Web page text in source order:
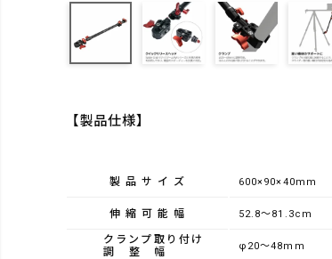
【製品仕様】
製品サイズ 600×90×40mm
伸縮可能幅 52.8〜81.3cm
クランプ取り付け
調整幅
φ20～48mm